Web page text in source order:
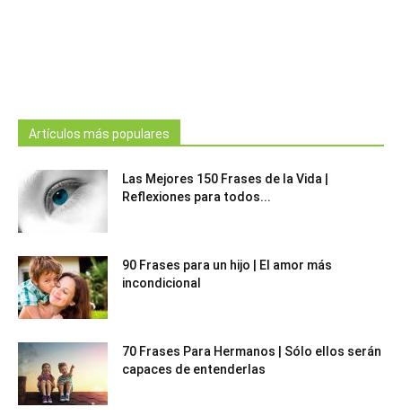
Artículos más populares
Las Mejores 150 Frases de la Vida |
Reflexiones para todos...
90 Frases para un hijo | El amor más
incondicional
70 Frases Para Hermanos | Sólo ellos serán
capaces de entenderlas